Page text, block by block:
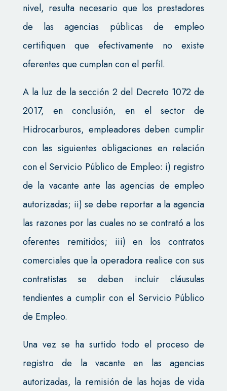
nivel, resulta necesario que los prestadores
de las agencias públicas de empleo
certifiquen que efectivamente no existe
oferentes que cumplan con el perfil.
A la luz de la sección 2 del Decreto 1072 de
2017, en conclusión, en el sector de
Hidrocarburos, empleadores deben cumplir
con las siguientes obligaciones en relación
con el Servicio Público de Empleo: i) registro
de la vacante ante las agencias de empleo
autorizadas; ii) se debe reportar a la agencia
las razones por las cuales no se contrató a los
oferentes remitidos; iii) en los contratos
comerciales que la operadora realice con sus
contratistas se deben incluir cláusulas
tendientes a cumplir con el Servicio Público
de Empleo.
Una vez se ha surtido todo el proceso de
registro de la vacante en las agencias
autorizadas, la remisión de las hojas de vida